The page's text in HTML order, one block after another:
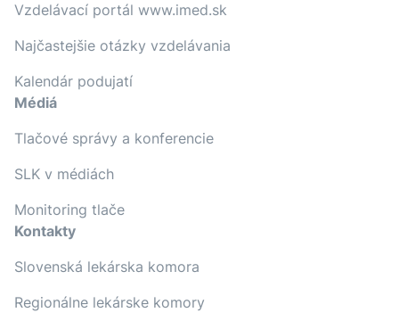
Vzdelávací portál www.imed.sk
Najčastejšie otázky vzdelávania
Kalendár podujatí
Médiá
Tlačové správy a konferencie
SLK v médiách
Monitoring tlače
Kontakty
Slovenská lekárska komora
Regionálne lekárske komory